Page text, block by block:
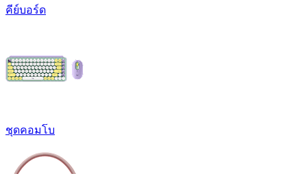
คีย์บอร์ด
ชุดคอมโบ